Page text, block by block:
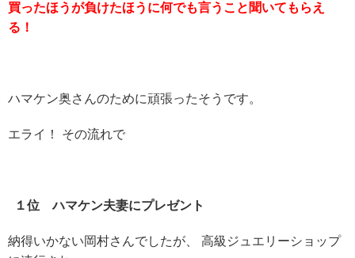
買ったほうが負けたほうに何でも言うこと聞いてもらえ
る！
ハマケン奥さんのために頑張ったそうです。
エライ！ その流れで
１位 ハマケン夫妻にプレゼント
納得いかない岡村さんでしたが、 高級ジュエリーショップ